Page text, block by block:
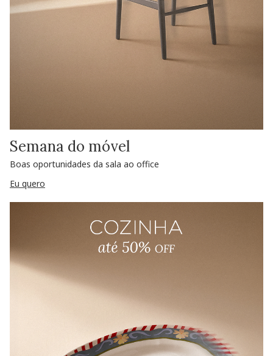
Semana do móvel
Boas oportunidades da sala ao office
Eu quero